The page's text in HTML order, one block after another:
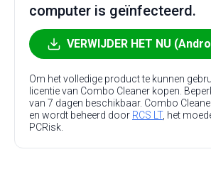
computer is geïnfecteerd.
VERWIJDER HET NU
Om het volledige product te kunnen
licentie van Combo Cleaner kopen.
van 7 dagen beschikbaar. Combo
en wordt beheerd door RCS LT, het
PCRisk.